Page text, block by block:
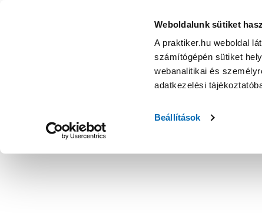
Weboldalunk sütiket
A praktiker.hu weboldal
számítógépén sütiket
webanalitikai és
adatkezelési
Beállítások